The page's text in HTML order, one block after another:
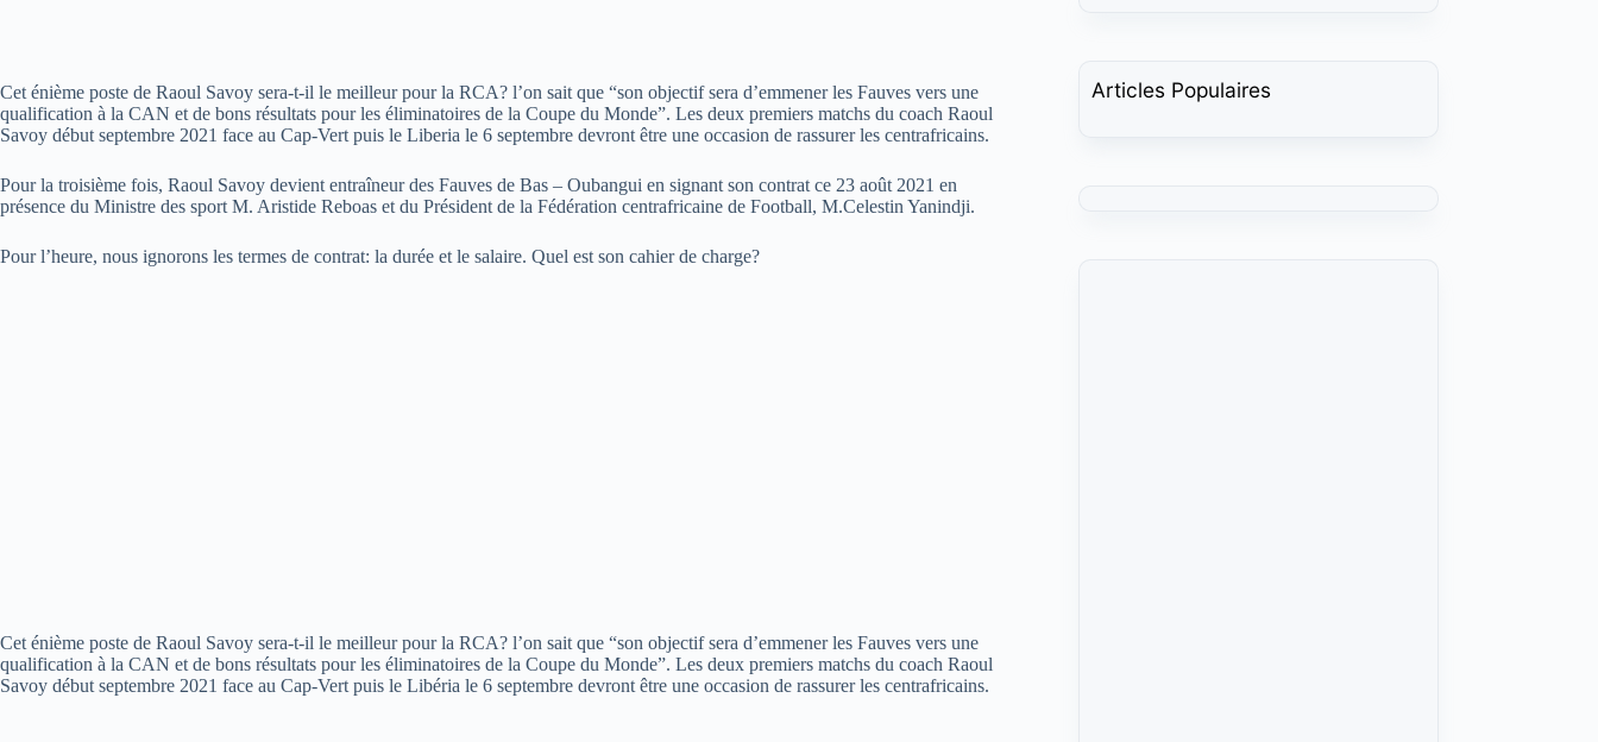
Cet énième poste de Raoul Savoy sera-t-il le meilleur pour la RCA? l’on sait que “son objectif sera d’emmener les Fauves vers une
qualification à la CAN et de bons résultats pour les éliminatoires de la Coupe du Monde”. Les deux premiers matchs du coach Raoul
Savoy début septembre 2021 face au Cap-Vert puis le Liberia le 6 septembre devront être une occasion de rassurer les centrafricains.
Pour la troisième fois, Raoul Savoy devient entraîneur des Fauves de Bas – Oubangui en signant son contrat ce 23 août 2021 en
présence du Ministre des sport M. Aristide Reboas et du Président de la Fédération centrafricaine de Football, M.Celestin Yanindji.
Pour l’heure, nous ignorons les termes de contrat: la durée et le salaire. Quel est son cahier de charge?
Cet énième poste de Raoul Savoy sera-t-il le meilleur pour la RCA? l’on sait que “son objectif sera d’emmener les Fauves vers une
qualification à la CAN et de bons résultats pour les éliminatoires de la Coupe du Monde”. Les deux premiers matchs du coach Raoul
Savoy début septembre 2021 face au Cap-Vert puis le Libéria le 6 septembre devront être une occasion de rassurer les centrafricains.
Articles Populaires